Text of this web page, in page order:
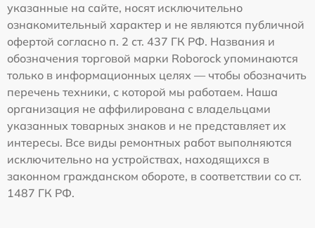
указанные на сайте, носят исключительно
ознакомительный характер и не являются публичной
офертой согласно п. 2 ст. 437 ГК РФ. Названия и
обозначения торговой марки Roborock упоминаются
только в информационных целях — чтобы обозначить
перечень техники, с которой мы работаем. Наша
организация не аффилирована с владельцами
указанных товарных знаков и не представляет их
интересы. Все виды ремонтных работ выполняются
исключительно на устройствах, находящихся в
законном гражданском обороте, в соответствии со ст.
1487 ГК РФ.